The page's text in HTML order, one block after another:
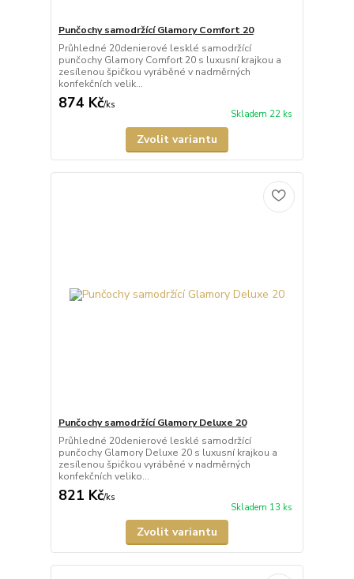
Punčochy samodržící Glamory Comfort 20
Průhledné 20denierové lesklé samodržící
punčochy Glamory Comfort 20 s luxusní krajkou a
zesílenou špičkou vyráběné v nadměrných
konfekčních velik...
874 Kč/ks
Skladem 22 ks
Zvolit variantu
Punčochy samodržící Glamory Deluxe 20
Průhledné 20denierové lesklé samodržící
punčochy Glamory Deluxe 20 s luxusní krajkou a
zesílenou špičkou vyráběné v nadměrných
konfekčních veliko...
821 Kč/ks
Skladem 13 ks
Zvolit variantu